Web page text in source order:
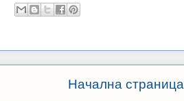
Начална страница